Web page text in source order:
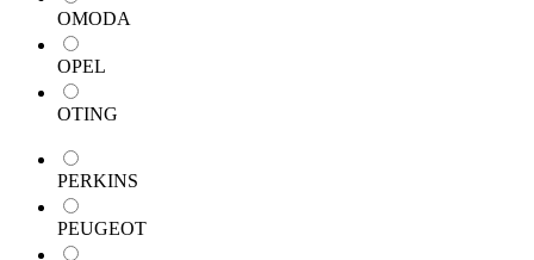
OMODA
OPEL
OTING
PERKINS
PEUGEOT